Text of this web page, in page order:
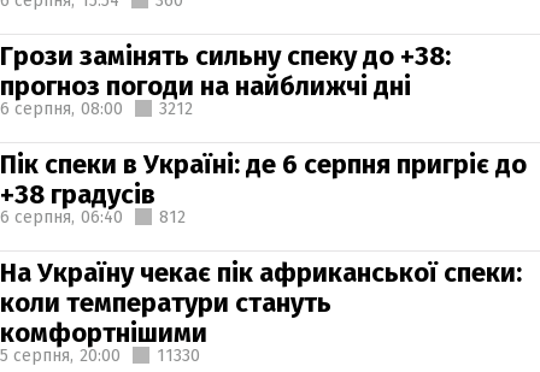
Грози замінять сильну спеку до +38:
прогноз погоди на найближчі дні
6 серпня, 08:00 3212
Пік спеки в Україні: де 6 серпня пригріє до
+38 градусів
6 серпня, 06:40 812
На Україну чекає пік африканської спеки:
коли температури стануть
комфортнішими
5 серпня, 20:00 11330